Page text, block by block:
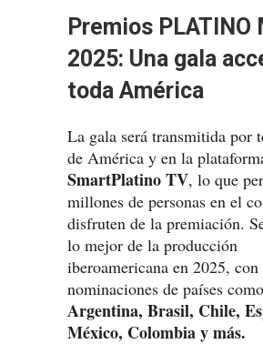
Premios PLATINO
2025: Una gala
toda América
La gala será transmitida por
de América y en la
SmartPlatino TV, lo que
millones de personas en el
disfruten de la premiación.
lo mejor de la producción
iberoamericana en 2025, con
nominaciones de países como
Argentina, Brasil, Chile,
México, Colombia y más.